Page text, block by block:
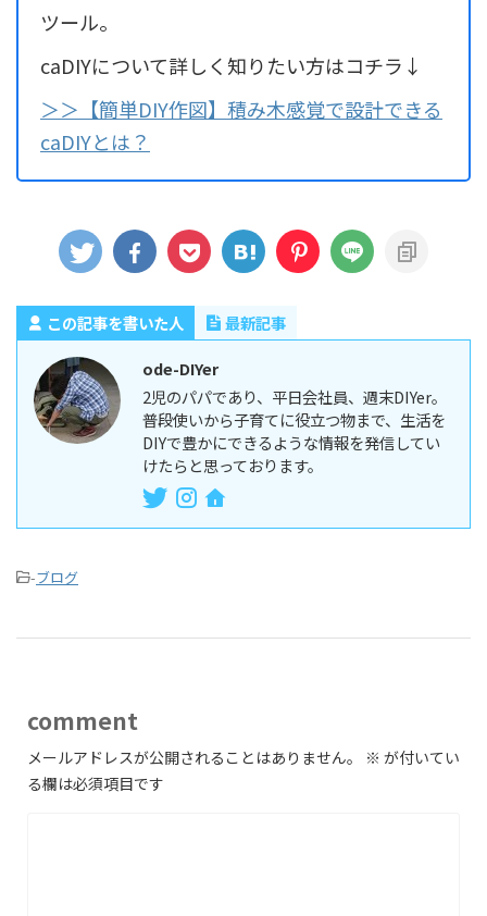
ツール。
caDIYについて詳しく知りたい方はコチラ↓
＞＞【簡単DIY作図】積み木感覚で設計できる
caDIYとは？
この記事を書いた人
最新記事
ode-DIYer
2児のパパであり、平日会社員、週末DIYer。
普段使いから子育てに役立つ物まで、生活を
DIYで豊かにできるような情報を発信してい
けたらと思っております。
-ブログ
comment
メールアドレスが公開されることはありません。 ※ が付いてい
る欄は必須項目です